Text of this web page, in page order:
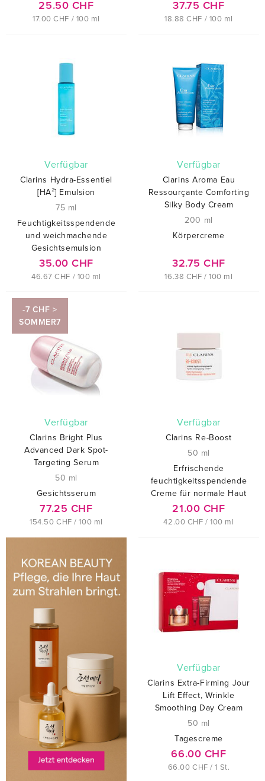
25.50 CHF
17.00 CHF / 100 ml
37.75 CHF
18.88 CHF / 100 ml
verfügbar
Clarins Hydra-Essentiel
[HA²] Emulsion
75 ml
Feuchtigkeitsspendende
und weichmachende
Gesichtsemulsion
35.00 CHF
46.67 CHF / 100 ml
verfügbar
Clarins Aroma Eau
Ressourçante Comforting
Silky Body Cream
200 ml
Körpercreme
32.75 CHF
16.38 CHF / 100 ml
-7 CHF >
SOMMER7
verfügbar
Clarins Bright Plus
Advanced Dark Spot-
Targeting Serum
50 ml
Gesichtsserum
77.25 CHF
154.50 CHF / 100 ml
verfügbar
Clarins Re-Boost
50 ml
Erfrischende
feuchtigkeitsspendende
Creme für normale Haut
21.00 CHF
42.00 CHF / 100 ml
verfügbar
Clarins Extra-Firming Jour
Lift Effect, Wrinkle
Smoothing Day Cream
50 ml
Tagescreme
66.00 CHF
66.00 CHF / 1 St.